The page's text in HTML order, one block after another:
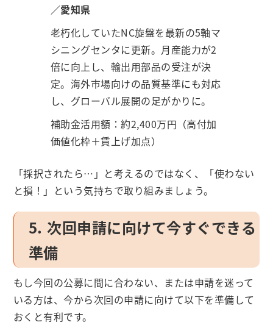
／愛知県
老朽化していたNC旋盤を最新の5軸マ
シニングセンタに更新。月産能力が2
倍に向上し、輸出用部品の受注が決
定。海外市場向けの品質基準にも対応
し、グローバル展開の足がかりに。
補助金活用額：約2,400万円（高付加
価値化枠＋賃上げ加点）
「採択されたら…」と考えるのではなく、「使わない
と損！」という気持ちで取り組みましょう。
5. 次回申請に向けて今すぐできる
準備
もし今回の公募に間に合わない、または申請を迷って
いる方は、今から次回の申請に向けて以下を準備して
おくと有利です。